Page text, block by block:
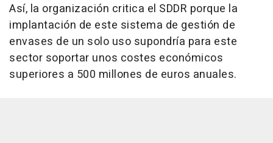
Así, la organización critica el SDDR porque la
implantación de este sistema de gestión de
envases de un solo uso supondría para este
sector soportar unos costes económicos
superiores a 500 millones de euros anuales.